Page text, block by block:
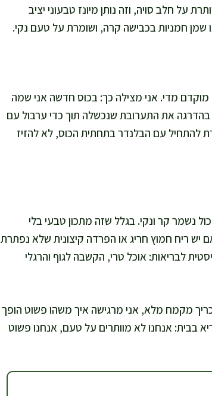
על חלב סויה, וזה נותן מיונז טבעוני יציב
שמן חמניות בכבישה קרה, ושומרת על טעם נקי.
מדי. אני מצילה כך: בכוס חדשה אני שמה
חרדל, ואז אני מוזגת בהדרגה את התערובת שנכשלה תוך כדי ערבול עם
להתחיל עם הבלנדר בתחתית הכוס, לא להזיז
נקייה וסגורה היטב עד 5 ימים, לפעמים 6 אם הכול נשמר קר ונקי. בגלל שזה מתכון טבעי בלי
ריח חמוץ חריג או הפרדה קיצונית שלא נפתרת
לבריאות: אוכל טרי, הקשבה לגוף והרגלי
מקמח מלא, אני מרגישה איך משהו פשוט הופך
בבית: אנחנו לא מוותרים על טעם, אנחנו פשוט